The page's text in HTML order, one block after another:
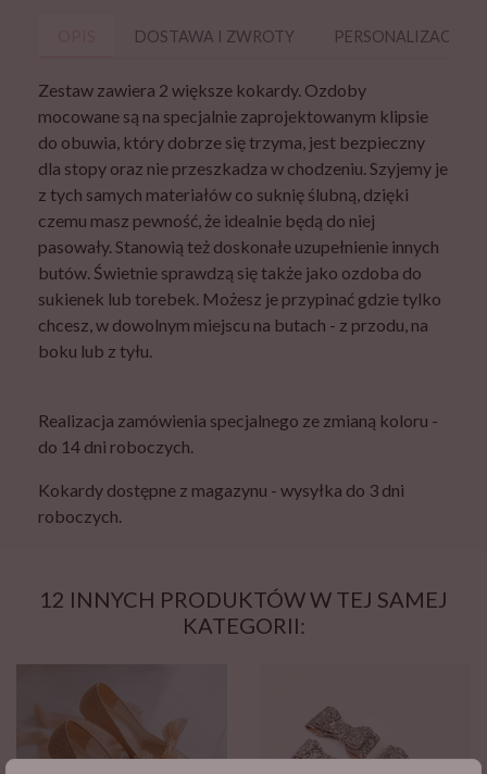
DOSTAWA I ZWROTY PERSONALIZACJA
Zestaw zawiera 2 większe kokardy. Ozdoby
mocowane są na specjalnie zaprojektowanym klipsie
do obuwia, który dobrze się trzyma, jest bezpieczny
dla stopy oraz nie przeszkadza w chodzeniu. Szyjemy je
z tych samych materiałów co suknię ślubną, dzięki
czemu masz pewność, że idealnie będą do niej
pasowały. Stanowią też doskonałe uzupełnienie innych
butów. Świetnie sprawdzą się także jako ozdoba do
sukienek lub torebek. Możesz je przypinać gdzie tylko
chcesz, w dowolnym miejscu na butach - z przodu, na
boku lub z tyłu.
Realizacja zamówienia specjalnego ze zmianą koloru -
do 14 dni roboczych.
Kokardy dostępne z magazynu - wysyłka do 3 dni
roboczych.
12 INNYCH PRODUKTÓW W TEJ SAMEJ
KATEGORII: